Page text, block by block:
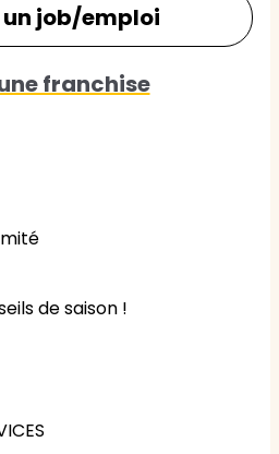
de saison !
job/emploi
franchise